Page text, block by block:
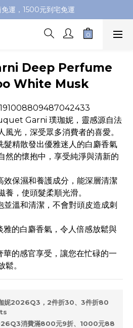
物金，推薦好友，再送購物金
運，1500元到宅免運
物金，推薦好友，再送購物金
Deep Perfume
White Musk
Garni 璞珈妮，靈感源自法
風光，深受眾多消費者的喜愛。
髮精散發出優雅迷人的白麝香氣
然的懷抱中，享受純淨與清新的
效保濕和養護成分，能深層清潔
，使頭髮柔順光滑。
並溫和清潔，不會對頭皮造成刺
雅的白麝香氣，令人倍感放鬆與
華的感官享受，讓您在忙碌的一
。
妮2026Q3，2件折30、3件折80
消費滿800元9折、1000元88